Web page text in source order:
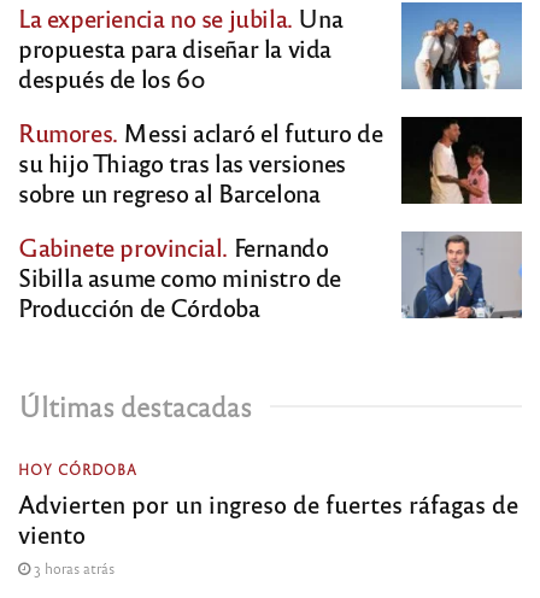
La experiencia no se jubila. Una
propuesta para diseñar la vida
después de los 60
Rumores. Messi aclaró el futuro de
su hijo Thiago tras las versiones
sobre un regreso al Barcelona
Gabinete provincial. Fernando
Sibilla asume como ministro de
Producción de Córdoba
Últimas destacadas
HOY CÓRDOBA
Advierten por un ingreso de fuertes ráfagas de
viento
3 horas atrás